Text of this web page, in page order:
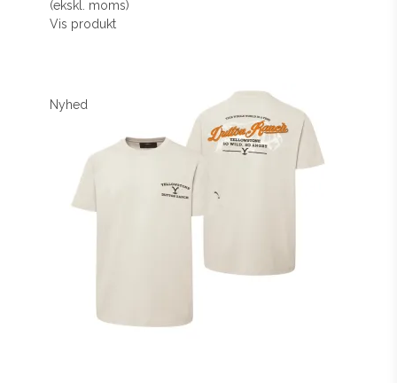
(ekskl. moms)
Vis produkt
Nyhed